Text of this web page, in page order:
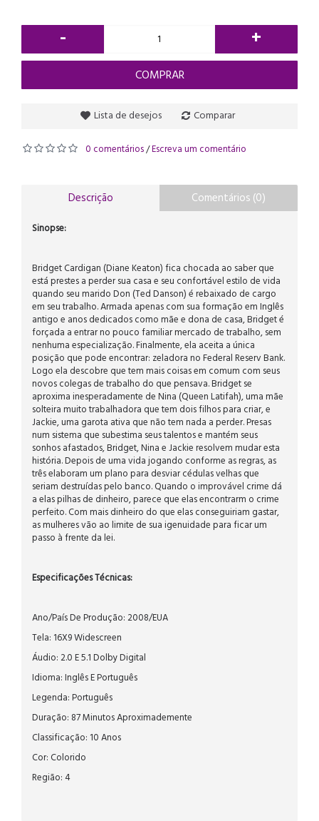
- +
COMPRAR
Lista de desejos Comparar
0 comentários/Escreva um comentário
Descrição Comentários (0)
Sinopse:
Bridget Cardigan (Diane Keaton) fica chocada ao saber que
está prestes a perder sua casa e seu confortável estilo de vida
quando seu marido Don (Ted Danson) é rebaixado de cargo
em seu trabalho. Armada apenas com sua formação em Inglês
antigo e anos dedicados como mãe e dona de casa, Bridget é
forçada a entrar no pouco familiar mercado de trabalho, sem
nenhuma especialização. Finalmente, ela aceita a única
posição que pode encontrar: zeladora no Federal Reserv Bank.
Logo ela descobre que tem mais coisas em comum com seus
novos colegas de trabalho do que pensava. Bridget se
aproxima inesperadamente de Nina (Queen Latifah), uma mãe
solteira muito trabalhadora que tem dois filhos para criar, e
Jackie, uma garota ativa que não tem nada a perder. Presas
num sistema que subestima seus talentos e mantém seus
sonhos afastados, Bridget, Nina e Jackie resolvem mudar esta
história. Depois de uma vida jogando conforme as regras, as
três elaboram um plano para desviar cédulas velhas que
seriam destruídas pelo banco. Quando o improvável crime dá
a elas pilhas de dinheiro, parece que elas encontrarm o crime
perfeito. Com mais dinheiro do que elas conseguiriam gastar,
as mulheres vão ao limite de sua igenuidade para ficar um
passo à frente da lei.
Especificações Técnicas:
Ano/País De Produção: 2008/EUA
Tela: 16X9 Widescreen
Áudio: 2.0 E 5.1 Dolby Digital
Idioma: Inglês E Português
Legenda: Português
Duração: 87 Minutos Aproximademente
Classificação: 10 Anos
Cor: Colorido
Região: 4